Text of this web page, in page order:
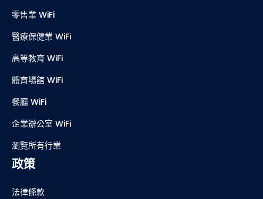
零售業 WiFi
醫療保健業 WiFi
高等教育 WiFi
體育場館 WiFi
餐廳 WiFi
企業辦公室 WiFi
瀏覽所有行業
政策
法律條款